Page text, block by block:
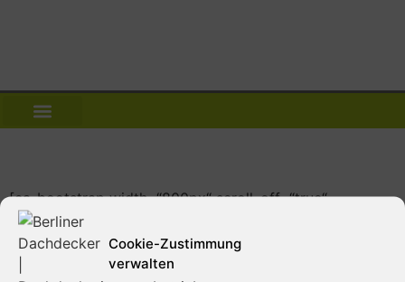
Cookie-Zustimmung
verwalten
[ea_bootstrap width=“800px“ scroll_off=“true“
layout_cols=“2″]